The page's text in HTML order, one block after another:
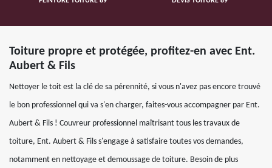
Toiture propre et protégée, profitez-en avec Ent.
Aubert & Fils
Nettoyer le toit est la clé de sa pérennité, si vous n'avez pas encore trouvé
le bon professionnel qui va s'en charger, faites-vous accompagner par Ent.
Aubert & Fils ! Couvreur professionnel maîtrisant tous les travaux de
toiture, Ent. Aubert & Fils s'engage à satisfaire toutes vos demandes,
notamment en nettoyage et demoussage de toiture. Besoin de plus